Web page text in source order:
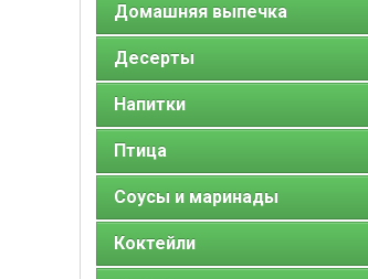
Домашняя выпечка
Десерты
Напитки
Птица
Соусы и маринады
Коктейли